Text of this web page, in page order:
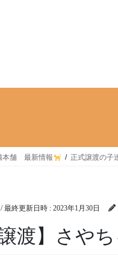
本舗 最新情報 正式譲渡の子
/ 最終更新日時 : 2023年1月30日
譲渡】さや